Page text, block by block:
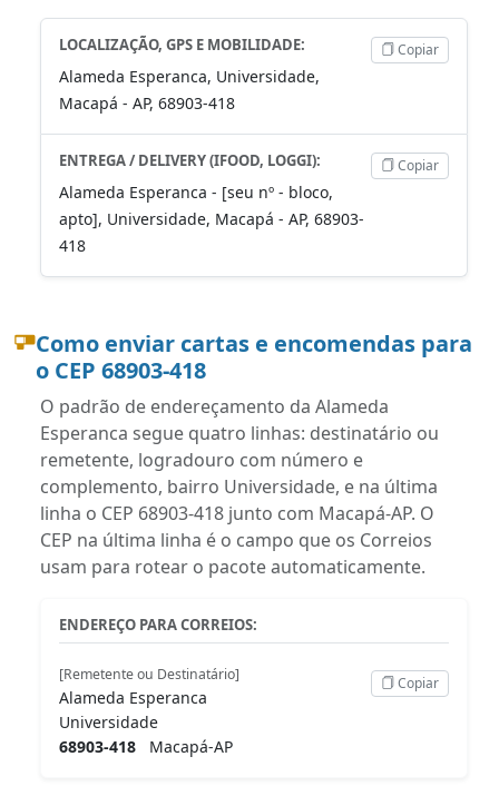
LOCALIZAÇÃO, GPS E MOBILIDADE:
Alameda Esperanca, Universidade,
Macapá - AP, 68903-418
Copiar
ENTREGA / DELIVERY (IFOOD, LOGGI):
Alameda Esperanca - [seu nº - bloco,
apto], Universidade, Macapá - AP, 68903-
418
Copiar
Como enviar cartas e encomendas para
o CEP 68903-418
O padrão de endereçamento da Alameda
Esperanca segue quatro linhas: destinatário ou
remetente, logradouro com número e
complemento, bairro Universidade, e na última
linha o CEP 68903-418 junto com Macapá-AP. O
CEP na última linha é o campo que os Correios
usam para rotear o pacote automaticamente.
ENDEREÇO PARA CORREIOS:
[Remetente ou Destinatário]
Alameda Esperanca
Universidade
68903-418 Macapá-AP
Copiar